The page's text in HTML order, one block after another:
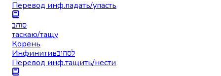
Перевод инф.падать/упасть
סוחב
таскаю/тащу
Корень
Инфинитивלסחוב
Перевод инф.тащить/нести